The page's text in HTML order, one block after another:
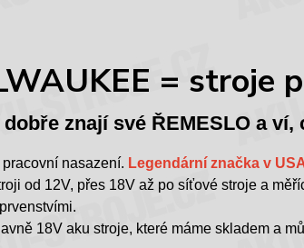
= stroje
znají své ŘEMESLO a ví,
nasazení. Legendární značka v
od 12V, přes 18V až po síťové stroje a
18V aku stroje, které máme skladem a